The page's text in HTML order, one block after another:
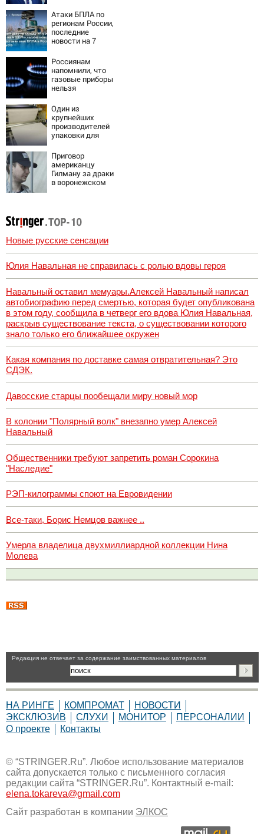
живых пациентов
Атаки БПЛА по
регионам России,
последние
новости на 7
последствия,
атаки на склады
Wildberries,
состояние
пострадавших
Россиянам
напомнили, что
газовые приборы
нельзя
самостоятельно
Один из
крупнейших
производителей
упаковки для
прекратил работу
Приговор
американцу
Гилману за драки
в воронежском
Новости на
Вести.ru
Новые русские сенсации
Юлия Навальная не справилась с ролью вдовы героя
Навальный оставил мемуары.Алексей Навальный написал
автобиографию перед смертью, которая будет опубликована
в этом году, сообщила в четверг его вдова Юлия Навальная,
раскрыв существование текста, о существовании которого
знало только его ближайшее окружен
Какая компания по доставке самая отвратительная? Это
СДЭК.
Давосские старцы пообещали миру новый мор
В колонии "Полярный волк" внезапно умер Алексей
Навальный
Общественники требуют запретить роман Сорокина
"Наследие"
РЭП-килограммы споют на Евровидении
Все-таки, Борис Немцов важнее ..
Умерла владелица двухмиллиардной коллекции Нина
Молева
Pедакция не отвечает за содержание заимствованных материалов
НА РИНГЕ КОМПРОМАТ
НОВОСТИ
ЭКСКЛЮЗИВ
СЛУХИ МОНИТОР
ПЕРСОНАЛИИ
О проекте
Контакты
© “STRINGER.Ru”. Любое использование материалов
сайта допускается только с письменного согласия
редакции сайта “STRINGER.Ru”. Контактный e-mail:
elena.tokareva@gmail.com
Сайт разработан в компании ЭЛКОС